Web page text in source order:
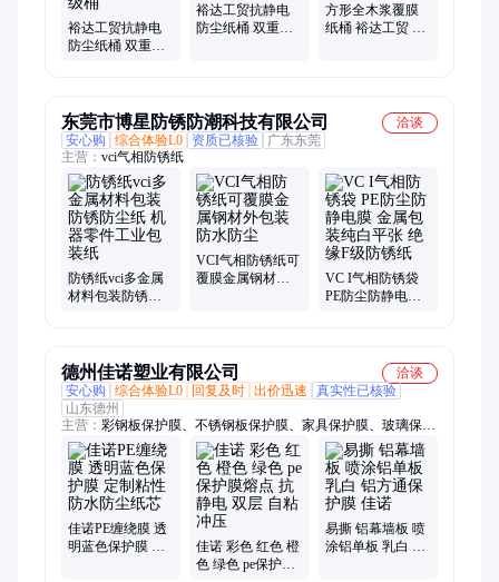
裕达工贸抗静电
防尘纸桶 双重防
裕达工贸抗静电
防尘纸桶 双重防
方形全木浆覆膜
纸桶 裕达工贸 防
东莞市博星防锈防潮科技有限公司
洽谈
安心购
综合体验L0 资质已核验
广东东莞
主营： vci气相防锈纸
防锈纸vci多金属
材料包装防锈防
VCI气相防锈纸可
覆膜金属钢材外
VC I气相防锈袋
PE防尘防静电膜
德州佳诺塑业有限公司
洽谈
安心购
综合体验L0 回复及时 出价迅速
真实性已核验
山东德州
主营： 彩钢板保护膜、不锈钢板保护膜、家具保护膜、玻璃保护
膜、彩涂板保护膜、铝塑板保护膜、电器柜保护膜、踢脚线保护
膜、塑料外壳保护膜、铝合金门窗保护膜、塑钢门窗保护膜、铝
板保护膜、镀锌板保护膜、汽车内饰毯保护膜、地板保护膜、装
饰板保护膜、净化板保护膜、金钢网保护膜、防火板保护膜、石
材保护膜、铝单板保护膜、汽车轮毂保护膜、亚克力板保护膜
佳诺PE缠绕膜 透
明蓝色保护膜 定
佳诺 彩色 红色 橙
色 绿色 pe保护膜
易撕 铝幕墙板 喷
涂铝单板 乳白 铝